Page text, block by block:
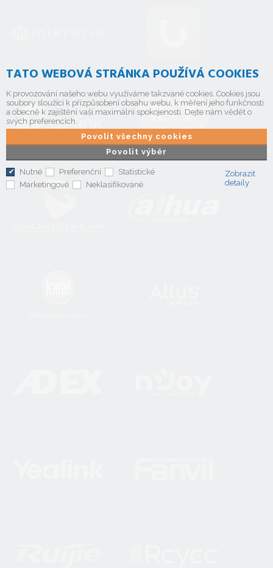
TATO WEBOVÁ STRÁNKA POUŽÍVÁ COOKIES
K provozování našeho webu využíváme takzvané cookies. Cookies jsou
soubory sloužící k přizpůsobení obsahu webu, k měření jeho funkčnosti
a obecně k zajištění vaší maximální spokojenosti. Dejte nám vědět o
svých preferencích.
Povolit výběr
Povolit všechny cookies
Nutné Preferenční
Statistické
Marketingové
Neklasifikované
Zobrazit
detaily